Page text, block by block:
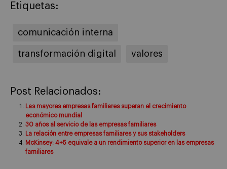
Etiquetas:
comunicación interna
transformación digital valores
Post Relacionados:
Las mayores empresas familiares superan el crecimiento
económico mundial
30 años al servicio de las empresas familiares
La relación entre empresas familiares y sus stakeholders
McKinsey: 4+5 equivale a un rendimiento superior en las empresas
familiares